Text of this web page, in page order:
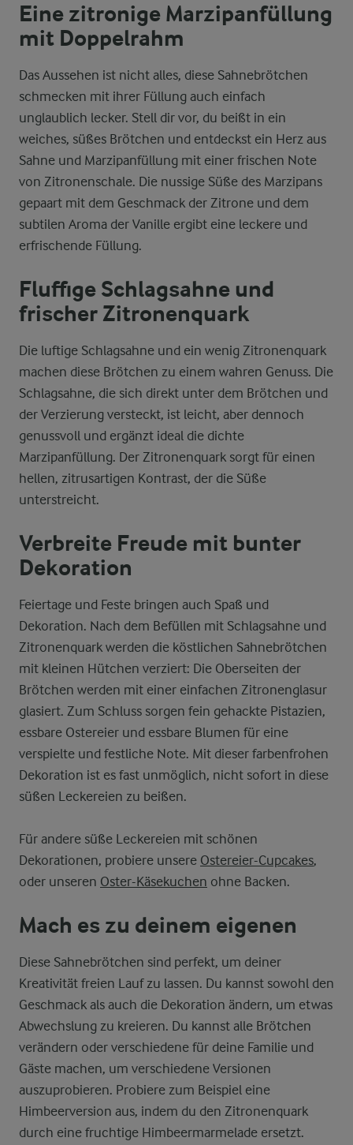
Eine zitronige Marzipanfüllung
mit Doppelrahm
Das Aussehen ist nicht alles, diese Sahnebrötchen
schmecken mit ihrer Füllung auch einfach
unglaublich lecker. Stell dir vor, du beißt in ein
weiches, süßes Brötchen und entdeckst ein Herz aus
Sahne und Marzipanfüllung mit einer frischen Note
von Zitronenschale. Die nussige Süße des Marzipans
gepaart mit dem Geschmack der Zitrone und dem
subtilen Aroma der Vanille ergibt eine leckere und
erfrischende Füllung.
Fluffige Schlagsahne und
frischer Zitronenquark
Die luftige Schlagsahne und ein wenig Zitronenquark
machen diese Brötchen zu einem wahren Genuss. Die
Schlagsahne, die sich direkt unter dem Brötchen und
der Verzierung versteckt, ist leicht, aber dennoch
genussvoll und ergänzt ideal die dichte
Marzipanfüllung. Der Zitronenquark sorgt für einen
hellen, zitrusartigen Kontrast, der die Süße
unterstreicht.
Verbreite Freude mit bunter
Dekoration
Feiertage und Feste bringen auch Spaß und
Dekoration. Nach dem Befüllen mit Schlagsahne und
Zitronenquark werden die köstlichen Sahnebrötchen
mit kleinen Hütchen verziert: Die Oberseiten der
Brötchen werden mit einer einfachen Zitronenglasur
glasiert. Zum Schluss sorgen fein gehackte Pistazien,
essbare Ostereier und essbare Blumen für eine
verspielte und festliche Note. Mit dieser farbenfrohen
Dekoration ist es fast unmöglich, nicht sofort in diese
süßen Leckereien zu beißen.
Für andere süße Leckereien mit schönen
Dekorationen, probiere unsere Ostereier-Cupcakes,
oder unseren Oster-Käsekuchen ohne Backen.
Mach es zu deinem eigenen
Diese Sahnebrötchen sind perfekt, um deiner
Kreativität freien Lauf zu lassen. Du kannst sowohl den
Geschmack als auch die Dekoration ändern, um etwas
Abwechslung zu kreieren. Du kannst alle Brötchen
verändern oder verschiedene für deine Familie und
Gäste machen, um verschiedene Versionen
auszuprobieren. Probiere zum Beispiel eine
Himbeerversion aus, indem du den Zitronenquark
durch eine fruchtige Himbeermarmelade ersetzt.